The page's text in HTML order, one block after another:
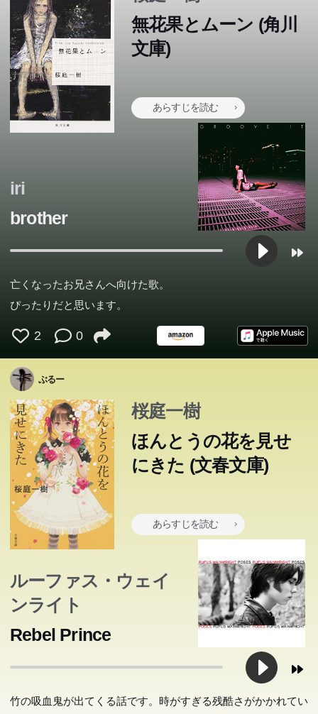
無花果とムーン (角川
文庫)
あらすじを読む
iri
brother
亡くなったお兄さんへ向けた歌。
ぴったりだと思います。
2 0
ぶるー
桜庭一樹
ほんとうの花を見せ
にきた (文春文庫)
あらすじを読む
ルーファス・ウェイ
ンライト
Rebel Prince
竹の吸血鬼が出てくる話です。時がすぎる残酷さがかかれてい